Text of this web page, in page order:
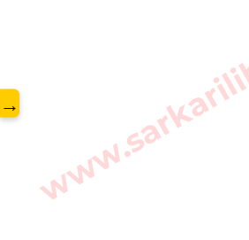
→